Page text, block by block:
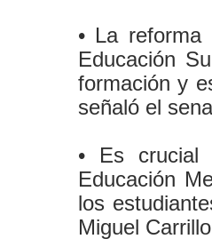
• La reforma
Educación
formación y
señaló el
• Es crucial
Educación
los
Miguel